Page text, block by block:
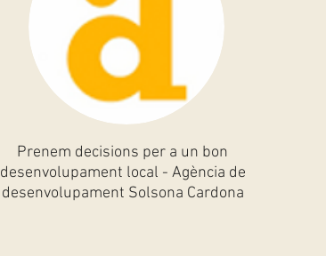
Prenem decisions per a un bon
desenvolupament local - Agència de
desenvolupament Solsona Cardona